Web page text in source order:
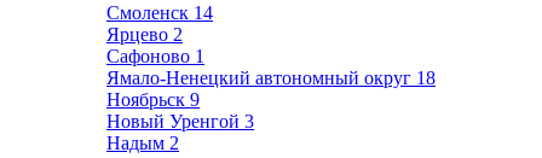
Смоленск 14
Ярцево 2
Сафоново 1
Ямало-Ненецкий автономный округ 18
Ноябрьск 9
Новый Уренгой 3
Надым 2